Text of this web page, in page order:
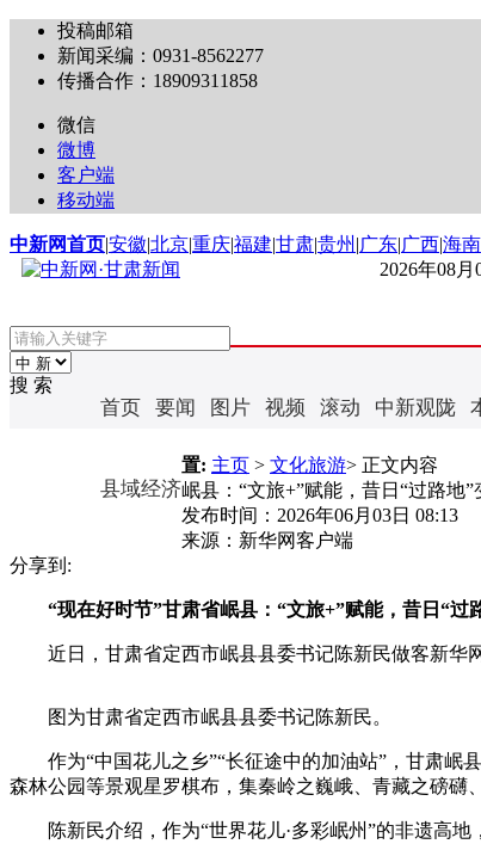
投稿邮箱
新闻采编：0931-8562277
传播合作：18909311858
微信
微博
客户端
移动端
中新网首页|安徽|北京|重庆|福建|甘肃|贵州 |广东|广西|海南
2026年08
搜 索
首页 要闻 图片 视频 滚动 中新观陇
县域经济
置: 主页 > 文化旅游> 正文内容
岷县：“文旅+”赋能，昔日“过路地”
发布时间： 2026年06月03日 08:13
来源： 新华网客户端
分享到:
“现在好时节”甘肃省岷县：“文旅+”赋能，昔日“过
近日，甘肃省定西市岷县县委书记陈新民做客新华网
图为甘肃省定西市岷县县委书记陈新民。
作为“中国花儿之乡”“长征途中的加油站”，甘肃岷
森林公园等景观星罗棋布，集秦岭之巍峨、青藏之磅礴
陈新民介绍，作为“世界花儿·多彩岷州”的非遗高地